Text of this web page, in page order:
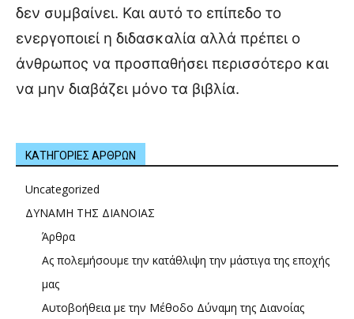
δεν συμβαίνει. Και αυτό το επίπεδο το
ενεργοποιεί η διδασκαλία αλλά πρέπει ο
άνθρωπος να προσπαθήσει περισσότερο και
να μην διαβάζει μόνο τα βιβλία.
ΚΑΤΗΓΟΡΙΕΣ ΑΡΘΡΩΝ
Uncategorized
ΔΥΝΑΜΗ ΤΗΣ ΔΙΑΝΟΙΑΣ
Άρθρα
Ας πολεμήσουμε την κατάθλιψη την μάστιγα της εποχής
μας
Αυτοβοήθεια με την Μέθοδο Δύναμη της Διανοίας